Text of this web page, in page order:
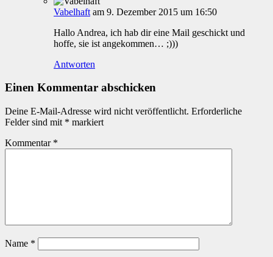
Vabelhaft am 9. Dezember 2015 um 16:50
Hallo Andrea, ich hab dir eine Mail geschickt und
hoffe, sie ist angekommen… ;)))
Antworten
Einen Kommentar abschicken
Deine E-Mail-Adresse wird nicht veröffentlicht. Erforderliche
Felder sind mit * markiert
Kommentar *
Name *